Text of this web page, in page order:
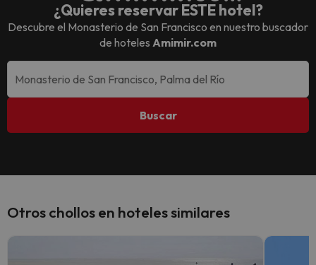
¿Quieres reservar ESTE hotel?
Descubre el Monasterio de San Francisco en nuestro buscador
de hoteles Amimir.com
Buscar
Otros chollos en hoteles similares